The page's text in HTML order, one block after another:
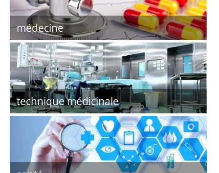
médecine
technique médicinale